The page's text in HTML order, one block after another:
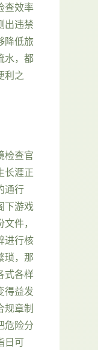
查效率
出违禁
降低旅
水，都
利之
检查官
长涯正
通行
下游戏
件，
进行核
琐，那
式各样
得益发
规章制
危险分
日可